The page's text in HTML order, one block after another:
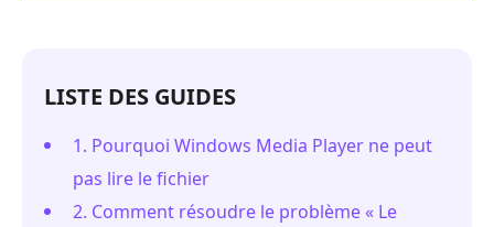
LISTE DES GUIDES
1. Pourquoi Windows Media Player ne peut
pas lire le fichier
2. Comment résoudre le problème « Le